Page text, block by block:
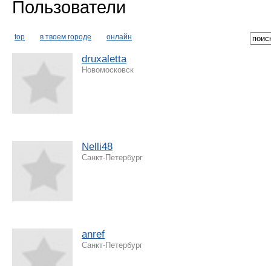
Пользователи
top в твоем городе онлайн
druxaletta
Новомосковск
Nelli48
Санкт-Петербург
anref
Санкт-Петербург